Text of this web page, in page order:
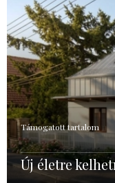
Támogatott tartalom
Új életre